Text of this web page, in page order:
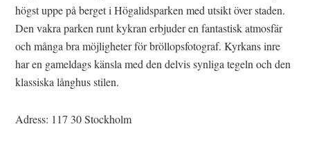
högst uppe på berget i Högalidsparken med utsikt över staden.
Den vakra parken runt kykran erbjuder en fantastisk atmosfär
och många bra möjligheter för bröllopsfotograf. Kyrkans inre
har en gameldags känsla med den delvis synliga tegeln och den
klassiska långhus stilen.
Adress: 117 30 Stockholm